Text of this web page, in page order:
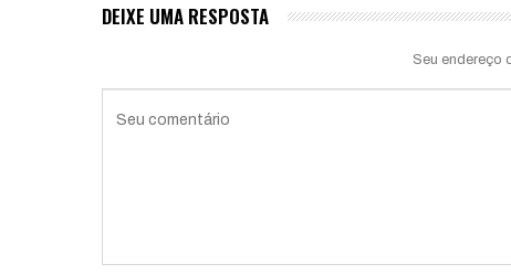
DEIXE UMA RESPOSTA
Seu endereço